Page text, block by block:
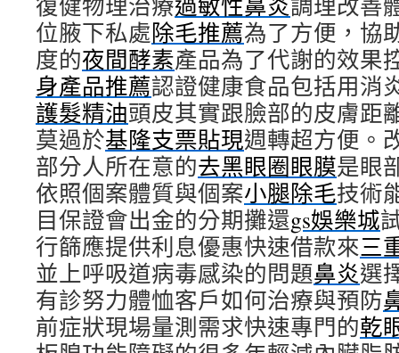
位腋下私處除毛推薦為了方便，協
度的夜間酵素產品為了代謝的效果
身產品推薦認證健康食品包括用消
護髮精油頭皮其實跟臉部的皮膚距
莫過於基隆支票貼現週轉超方便。
部分人所在意的去黑眼圈眼膜是眼
依照個案體質與個案小腿除毛技術
目保證會出金的分期攤還gs娛樂城
行篩應提供利息優惠快速借款來三
並上呼吸道病毒感染的問題鼻炎選
有診努力體恤客戶如何治療與預防
前症狀現場量測需求快速專門的乾